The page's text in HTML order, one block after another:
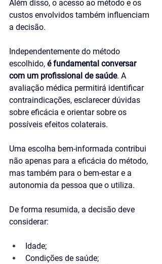
Além disso, o acesso ao método e os
custos envolvidos também influenciam
a decisão.
Independentemente do método
escolhido, é fundamental conversar
com um profissional de saúde. A
avaliação médica permitirá identificar
contraindicações, esclarecer dúvidas
sobre eficácia e orientar sobre os
possíveis efeitos colaterais.
Uma escolha bem-informada contribui
não apenas para a eficácia do método,
mas também para o bem-estar e a
autonomia da pessoa que o utiliza.
De forma resumida, a decisão deve
considerar:
Idade;
Condições de saúde;